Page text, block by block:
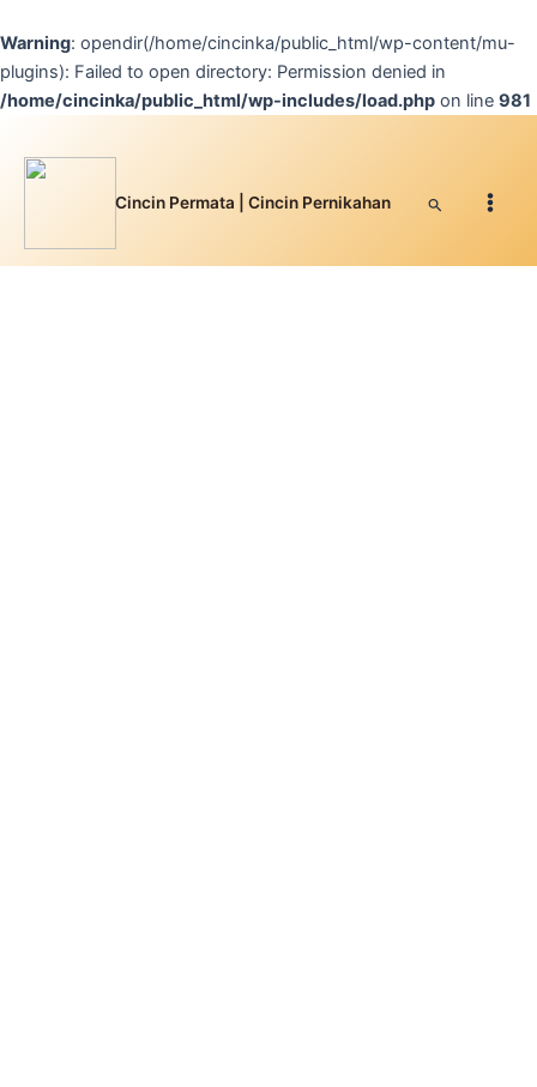
Warning: opendir(/home/cincinka/public_html/wp-content/mu-
plugins): Failed to open directory: Permission denied in
/home/cincinka/public_html/wp-includes/load.php on line 981
ke
konten
Cincin Permata | Cincin Pernikahan Cari
Permata
WCS
-
Facebook
Instagram
YouTube
WhatsApp
Google
TikTok